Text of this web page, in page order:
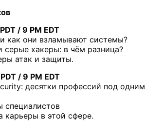
/ 9 PM EDT
как они взламывают системы?
хакеры: в чём разница?
атак и защиты.
/ 9 PM EDT
десятки профессий под одним
специалистов
карьеры в этой сфере.